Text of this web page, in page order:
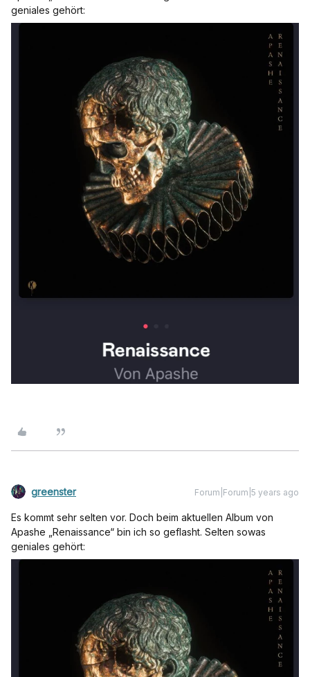
geniales gehört:
greenster Forum|Forum|5 years ago
Es kommt sehr selten vor. Doch beim aktuellen Album von
Apashe „Renaissance“ bin ich so geflasht. Selten sowas
geniales gehört: